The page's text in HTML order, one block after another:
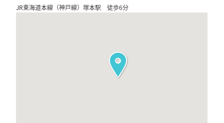
JR東海道本線（神戸線）塚本駅 徒歩6分